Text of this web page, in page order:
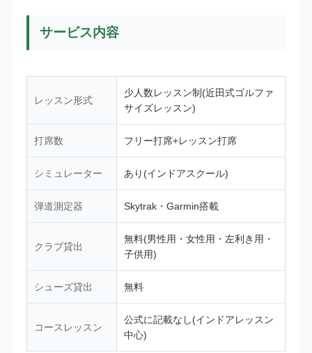
サービス内容
レッスン形式
少人数レッスン制(近田式ゴルファ
サイズレッスン)
打席数 フリー打席+レッスン打席
シミュレーター あり(インドアスクール)
弾道測定器 Skytrak・Garmin搭載
クラブ貸出
無料(男性用・女性用・左利き用・
子供用)
シューズ貸出 無料
コースレッスン
公式に記載なし(インドアレッスン
中心)